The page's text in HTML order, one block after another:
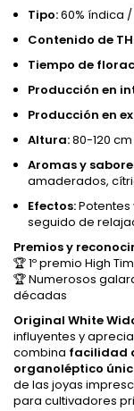
Tipo:60% índica
Contenido de
Tiempo de
Producción en
Producción en
Altura:80-120
Aromas y
amaderados,
Efectos:
seguido de
Premios y
🏆 1º premio High
🏆 Numerosos
décadas
Original White
influyentes y
combina facilidad
organoléptico
de las joyas
para cultivadores